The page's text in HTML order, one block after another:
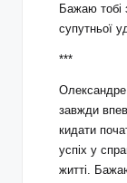
Бажаю тобі
супутньої
***
завжди
кидати
успіх у
житті.